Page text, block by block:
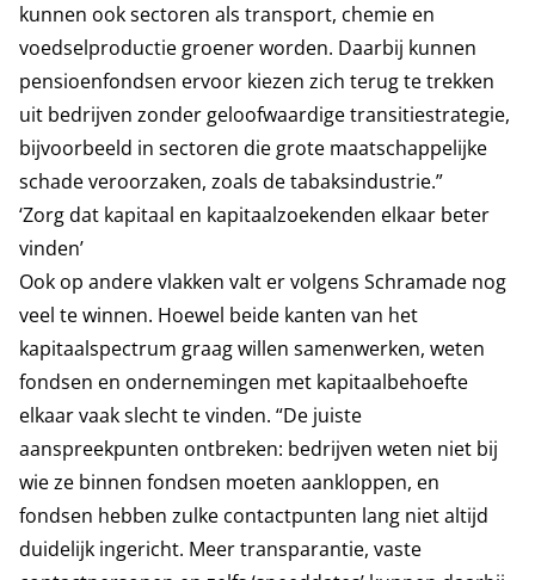
kunnen ook sectoren als transport, chemie en
voedselproductie groener worden. Daarbij kunnen
pensioenfondsen ervoor kiezen zich terug te trekken
uit bedrijven zonder geloofwaardige transitiestrategie,
bijvoorbeeld in sectoren die grote maatschappelijke
schade veroorzaken, zoals de tabaksindustrie.”
‘Zorg dat kapitaal en kapitaalzoekenden elkaar beter
vinden’
Ook op andere vlakken valt er volgens Schramade nog
veel te winnen. Hoewel beide kanten van het
kapitaalspectrum graag willen samenwerken, weten
fondsen en ondernemingen met kapitaalbehoefte
elkaar vaak slecht te vinden. “De juiste
aanspreekpunten ontbreken: bedrijven weten niet bij
wie ze binnen fondsen moeten aankloppen, en
fondsen hebben zulke contactpunten lang niet altijd
duidelijk ingericht. Meer transparantie, vaste